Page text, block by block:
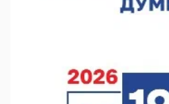
07.08.2026 11:20
В автобусах Арзамаса